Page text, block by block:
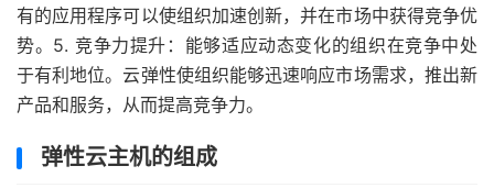
有的应用程序可以使组织加速创新，并在市场中获得竞争优
势。5. 竞争力提升：能够适应动态变化的组织在竞争中处
于有利地位。云弹性使组织能够迅速响应市场需求，推出新
产品和服务，从而提高竞争力。
弹性云主机的组成